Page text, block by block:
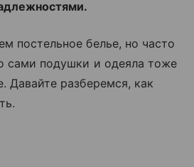
постельное белье, но часто
сами подушки и одеяла тоже
Давайте разберемся, как